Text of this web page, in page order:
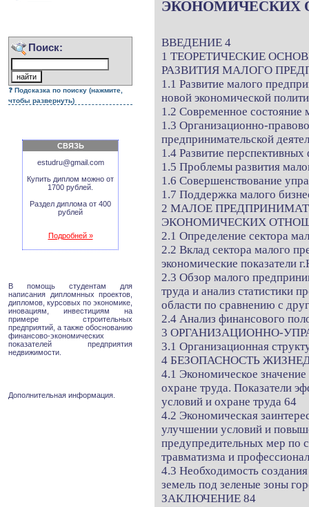
Поиск:
Подсказка по поиску (нажмите,
чтобы развернуть)
СВЯЗЬ
estudru@gmail.com
Купить диплом можно от
1700 рублей.
Раздел диплома от 400
рублей
Подробней »
В помощь студентам для
написания дипломнных проектов,
дипломов, курсовых по экономике,
иновациям, инвестициям на
примере строительных
предприятий, а также обоснованию
финансово-экономических
показателей предприятия
недвижимости.
Дополнительная информация.
ЭКОНОМИЧЕСКИХ
ВВЕДЕНИЕ 4
1 ТЕОРЕТИЧЕСКИЕ
РАЗВИТИЯ МАЛОГО
1.1 Развитие малого
новой экономической
1.2 Современное состояние
1.3 Организационно-
предпринимательской
1.4 Развитие
1.5 Проблемы развития
1.6 Совершенствование
1.7 Поддержка малого
2 МАЛОЕ
ЭКОНОМИЧЕСКИХ
2.1 Определение сектора
2.2 Вклад сектора малого
экономические показатели
2.3 Обзор малого
труда и анализ статистики
области по сравнению с
2.4 Анализ финансового
3 ОРГАНИЗАЦИОННО-
3.1 Организационная
4 БЕЗОПАСНОСТЬ
4.1 Экономическое
охране труда. Показатели
условий и охране труда 64
4.2 Экономическая
улучшении условий и
предупредительных мер по
травматизма и
4.3 Необходимость
земель под зеленые зоны
ЗАКЛЮЧЕНИЕ 84